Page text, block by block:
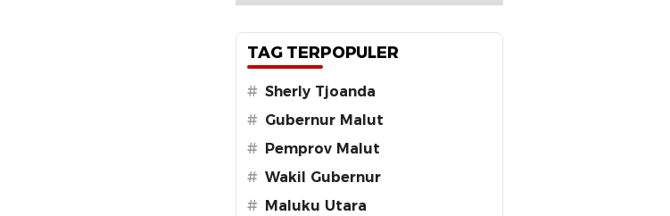
TAG TERPOPULER
# Sherly Tjoanda
# Gubernur Malut
#
Pemprov Malut
# Wakil Gubernur
#
Maluku Utara